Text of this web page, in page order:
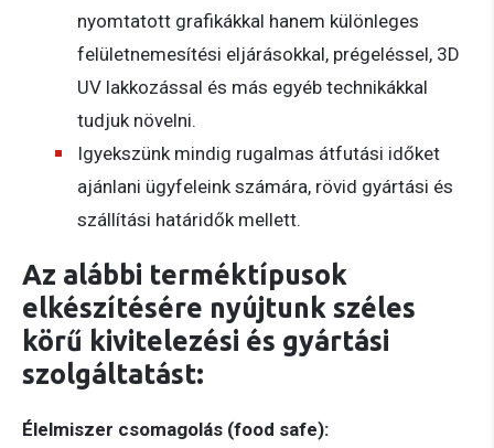
nyomtatott grafikákkal hanem különleges
felületnemesítési eljárásokkal, prégeléssel, 3D
UV lakkozással és más egyéb technikákkal
tudjuk növelni.
Igyekszünk mindig rugalmas átfutási időket
ajánlani ügyfeleink számára, rövid gyártási és
szállítási határidők mellett.
Az alábbi terméktípusok
elkészítésére nyújtunk széles
körű kivitelezési és gyártási
szolgáltatást:
Élelmiszer csomagolás (food safe):